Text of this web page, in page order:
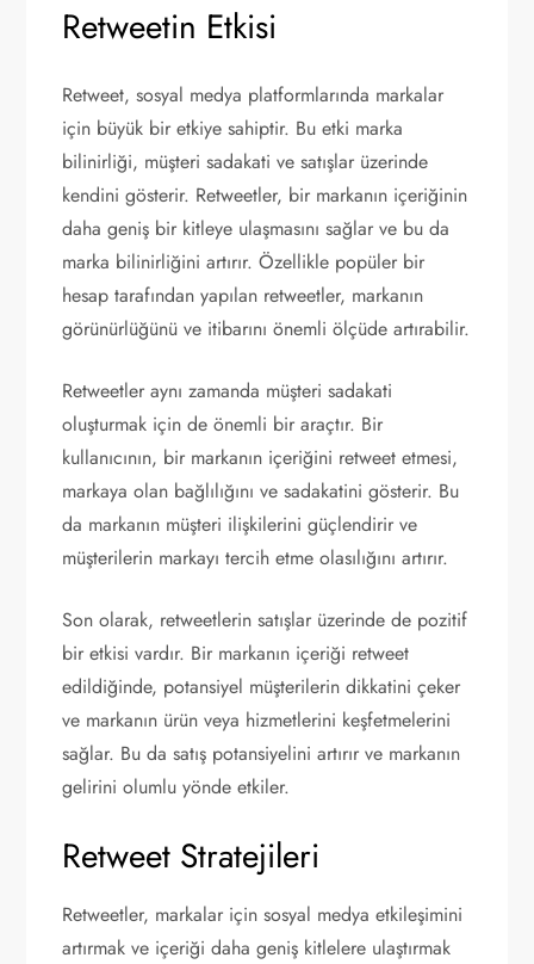
Retweetin Etkisi
Retweet, sosyal medya platformlarında markalar
için büyük bir etkiye sahiptir. Bu etki marka
bilinirliği, müşteri sadakati ve satışlar üzerinde
kendini gösterir. Retweetler, bir markanın içeriğinin
daha geniş bir kitleye ulaşmasını sağlar ve bu da
marka bilinirliğini artırır. Özellikle popüler bir
hesap tarafından yapılan retweetler, markanın
görünürlüğünü ve itibarını önemli ölçüde artırabilir.
Retweetler aynı zamanda müşteri sadakati
oluşturmak için de önemli bir araçtır. Bir
kullanıcının, bir markanın içeriğini retweet etmesi,
markaya olan bağlılığını ve sadakatini gösterir. Bu
da markanın müşteri ilişkilerini güçlendirir ve
müşterilerin markayı tercih etme olasılığını artırır.
Son olarak, retweetlerin satışlar üzerinde de pozitif
bir etkisi vardır. Bir markanın içeriği retweet
edildiğinde, potansiyel müşterilerin dikkatini çeker
ve markanın ürün veya hizmetlerini keşfetmelerini
sağlar. Bu da satış potansiyelini artırır ve markanın
gelirini olumlu yönde etkiler.
Retweet Stratejileri
Retweetler, markalar için sosyal medya etkileşimini
artırmak ve içeriği daha geniş kitlelere ulaştırmak